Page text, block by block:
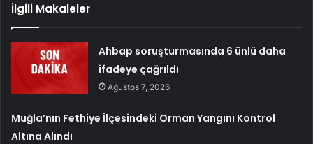
İlgili Makaleler
Ahbap soruşturmasında 6 ünlü daha
ifadeye çağrıldı
Ağustos 7, 2026
Muğla’nın Fethiye İlçesindeki Orman Yangını Kontrol
Altına Alındı